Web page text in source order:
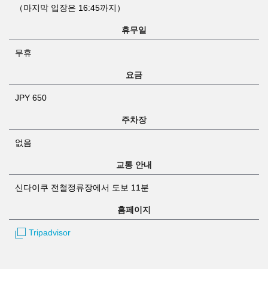
（마지막 입장은 16:45까지）
휴무일
무휴
요금
JPY 650
주차장
없음
교통 안내
신다이쿠 전철정류장에서 도보 11분
홈페이지
Tripadvisor